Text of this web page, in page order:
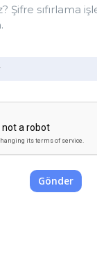
Şifre sıfırlama
Gönder